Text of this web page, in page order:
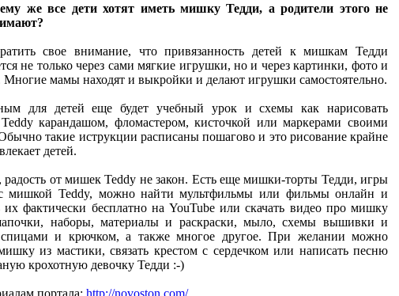
же все дети хотят иметь мишку Тедди, а родители этого не
свое внимание, что привязанность детей к мишкам Тедди
не только через сами мягкие игрушки, но и через картинки, фото и
Многие мамы находят и выкройки и делают игрушки самостоятельно.
для детей еще будет учебный урок и схемы как нарисовать
карандашом, фломастером, кисточкой или маркерами своими
такие иструкции расписаны пошагово и это рисование крайне
детей.
радость от мишек Teddy не закон. Есть еще мишки-торты Тедди, игры
мишкой Teddy, можно найти мультфильмы или фильмы онлайн и
их фактически бесплатно на YouTube или скачать видео про мишку
наборы, материалы и раскраски, мыло, схемы вышивки и
спицами и крючком, а также многое другое. При желании можно
из мастики, связать крестом с сердечком или написать песню
крохотную девочку Тедди :-)
портала: http://novoston.com/